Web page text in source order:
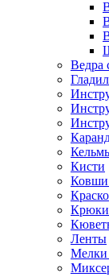
Ведра
Кисти
Ковши
Крюки
Ленты
Мелки